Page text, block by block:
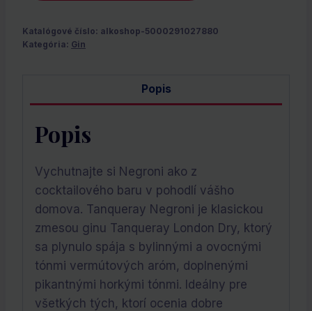
Katalógové číslo: alkoshop-5000291027880
Kategória: Gin
Popis
Popis
Vychutnajte si Negroni ako z
cocktailového baru v pohodlí vášho
domova. Tanqueray Negroni je klasickou
zmesou ginu Tanqueray London Dry, ktorý
sa plynulo spája s bylinnými a ovocnými
tónmi vermútových aróm, doplnenými
pikantnými horkými tónmi. Ideálny pre
všetkých tých, ktorí ocenia dobre